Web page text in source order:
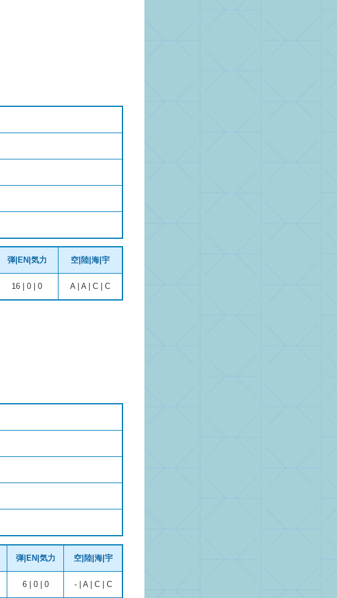
弾|EN|気力 空|陸|海|宇
16 | 0 | 0 A | A | C | C
弾|EN|気力 空|陸|海|宇
6 | 0 | 0 - | A | C | C